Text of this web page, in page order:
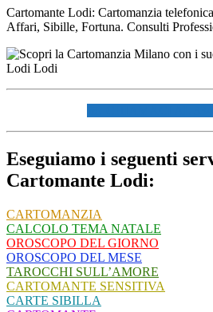
Cartomante Lodi: Cartomanzia
Affari, Sibille, Fortuna. Consulti
Eseguiamo i seguenti
Cartomante Lodi:
CARTOMANZIA
CALCOLO TEMA NATALE
OROSCOPO DEL GIORNO
OROSCOPO DEL MESE
TAROCCHI SULL’AMORE
CARTOMANTE SENSITIVA
CARTE SIBILLA